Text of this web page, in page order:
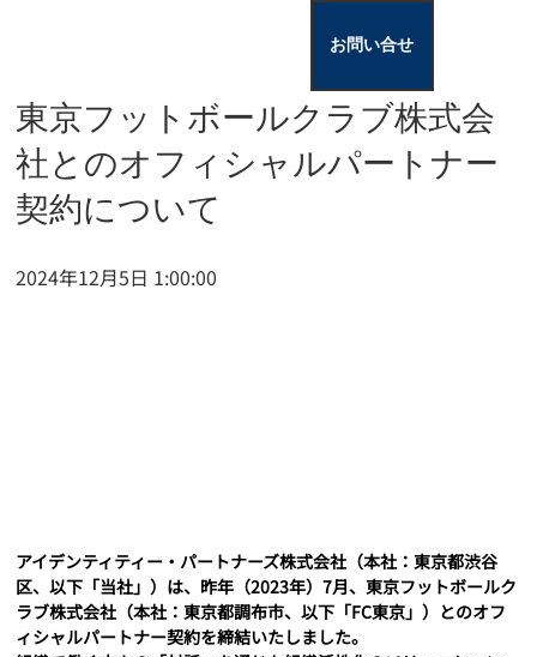
お問い合せ
東京フットボールクラブ株式会
社とのオフィシャルパートナー
契約について
2024年12月5日 1:00:00
アイデンティティー・パートナーズ株式会社（本社：東京都渋谷
区、以下「当社」）は、昨年（2023年）7月、東京フットボールク
ラブ株式会社（本社：東京都調布市、以下「FC東京」）とのオフ
ィシャルパートナー契約を締結いたしました。